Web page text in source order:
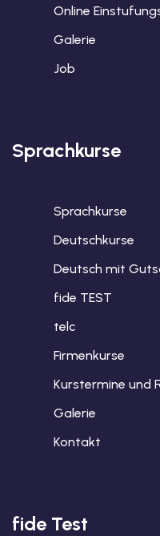
Online
Galerie
Job
Sprachkurse
Sprachkurse
Deutschkurse
Deutsch mit
fide TEST
telc
Firmenkurse
Kurstermine und
Galerie
Kontakt
fide Test